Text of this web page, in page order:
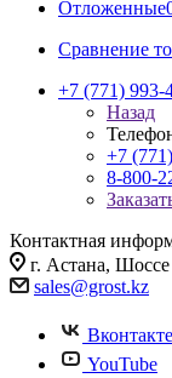
Отложенные
Сравнение
+7 (771) 993-
Назад
+7
8-800-
Контактная
г. Астана,
sales@grost.kz
Вконтакте
YouTube